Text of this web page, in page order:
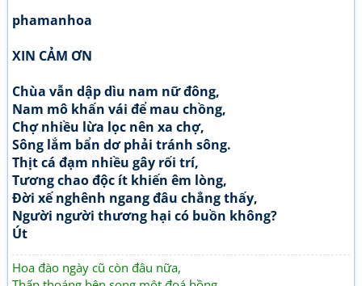
phamanhoa
XIN CẢM ƠN
Chùa vẫn dập dìu nam nữ đông,
Nam mô khấn vái để mau chồng,
Chợ nhiều lừa lọc nên xa chợ,
Sông lắm bẩn dơ phải tránh sông.
Thịt cá đạm nhiều gây rối trí,
Tương chao độc ít khiến êm lòng,
Đời xế nghênh ngang đâu chẳng thấy,
Người người thương hại có buồn không?
Út
Hoa đào ngày cũ còn đâu nữa,